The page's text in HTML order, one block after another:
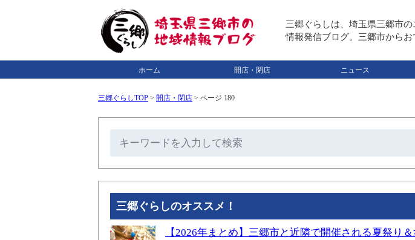
三郷ぐらしは、埼玉県三郷市
情報発信ブログ。三郷市から
ホーム 開店・閉店 ニュース
三郷ぐらしTOP > 開店・閉店 > ページ 180
三郷ぐらしのオススメ！
【2026年まとめ】三郷市と近隣で開催される夏祭り